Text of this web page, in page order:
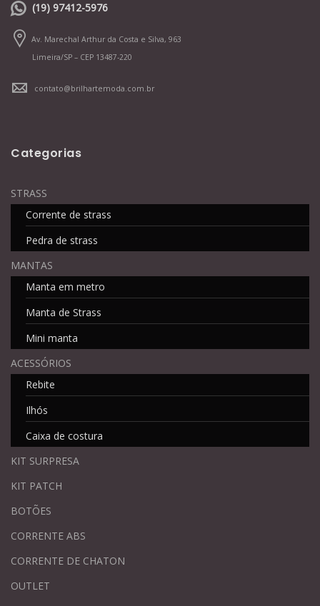
(19) 97412-5976
Av. Marechal Arthur da Costa e Silva, 963
Limeira/SP – CEP 13487-220
contato@brilhartemoda.com.br
Categorias
STRASS
Corrente de strass
Pedra de strass
MANTAS
Manta em metro
Manta de Strass
Mini manta
ACESSÓRIOS
Rebite
Ilhós
Caixa de costura
KIT SURPRESA
KIT PATCH
BOTÕES
CORRENTE ABS
CORRENTE DE CHATON
OUTLET